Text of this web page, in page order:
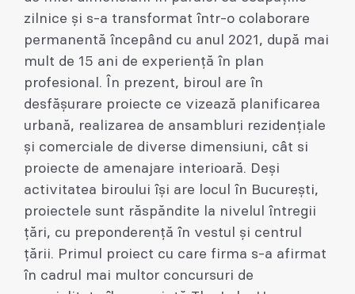
zilnice și s-a transformat într-o colaborare
permanentă începând cu anul 2021, după mai
mult de 15 ani de experiență în plan
profesional. În prezent, biroul are în
desfășurare proiecte ce vizează planificarea
urbană, realizarea de ansambluri rezidențiale
și comerciale de diverse dimensiuni, cât si
proiecte de amenajare interioară. Deși
activitatea biroului își are locul în București,
proiectele sunt răspăndite la nivelul întregii
țări, cu preponderență în vestul și centrul
țării. Primul proiect cu care firma s-a afirmat
în cadrul mai multor concursuri de